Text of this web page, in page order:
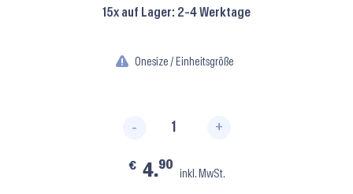
15x auf Lager: 2-4 Werktage
Onesize / Einheitsgröße
- +
€ 4.90
inkl. MwSt.